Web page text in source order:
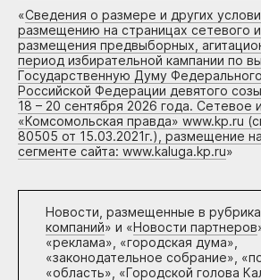
«Сведения о размере и других
размещению на страницах сетевого
размещения предвыборных,
период избирательной кампании по
Государственную Думу
Российской Федерации девятого
18 – 20 сентября 2026 года. Сетевое
«Комсомольская правда» www.kp.ru
80505 от 15.03.2021г.), размещение
сегменте сайта: www.kaluga.kp.ru»
Новости, размещенные в
компаний» и «Новости партнеров
«реклама», «городская дума»,
«законодательное собрание»,
«область», «Городской голова